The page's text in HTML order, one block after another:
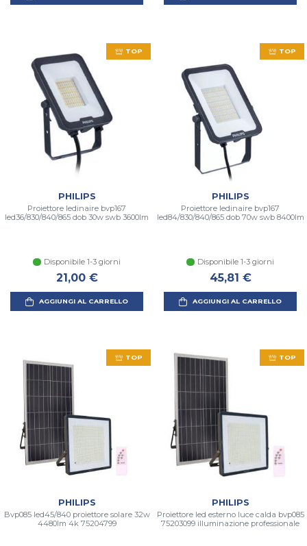
TOP
PHILIPS
Proiettore ledinaire bvp167
led36/830/840/865 dob 30w swb 3600lm
Disponibile 1-3 giorni
21,00 €
AGGIUNGI AL CARRELLO
TOP
PHILIPS
Proiettore ledinaire bvp167
led84/830/840/865 dob 70w swb 8400lm
Disponibile 1-3 giorni
45,81 €
AGGIUNGI AL CARRELLO
TOP
PHILIPS
Bvp085 led45/840 proiettore solare 32w
4480lm 4k 75204799
TOP
PHILIPS
Proiettore led esterno luce calda bvp085
75203099 illuminazione professionale